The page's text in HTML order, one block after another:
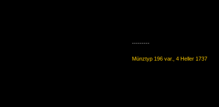
---------
Münztyp 196 var., 4 Heller 1737